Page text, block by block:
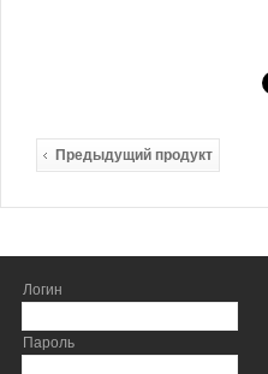
Логин
Пароль
Предыдущий продукт